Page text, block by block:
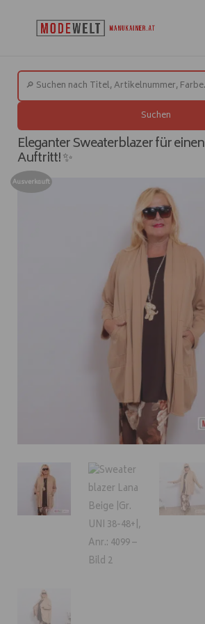
Suchen
Eleganter Sweaterblazer für
Auftritt! ✨
Ausverkauft